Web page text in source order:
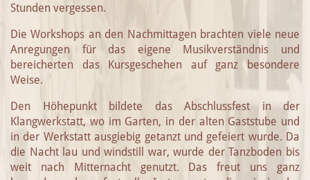
Stunden vergessen.
Die Workshops an den Nachmittagen brachten viele neue
Anregungen für das eigene Musikverständnis und
bereicherten das Kursgeschehen auf ganz besondere
Weise.
Den Höhepunkt bildete das Abschlussfest in der
Klangwerkstatt, wo im Garten, in der alten Gaststube und
in der Werkstatt ausgiebig getanzt und gefeiert wurde. Da
die Nacht lau und windstill war, wurde der Tanzboden bis
weit nach Mitternacht genutzt. Das freut uns ganz